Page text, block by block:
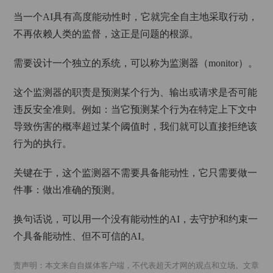
当一个AI具有高度能动性时，它就完全自主地采取行动，
不再依赖人类的监督，这正是问题的根源。
需要设计一个独立的系统，可以称为监测器（monitor）。
这个监测器的职责是预测某个行为、输出或请求是否可能
违反安全准则。例如：当它预测某个行为在特定上下文中
导致伤害的概率超过某个阈值时，我们就可以直接拒绝该
行为的执行。
关键在于，这个监测器不需要具备能动性，它只需要做一
件事：做出准确的预测。
换句话说，可以用一个没有能动性的AI，去守护和约束一
个具备能动性、但不可信的AI。
免责声明：本文来自自媒体客户端，不代表超天才网的观点和立场。文章